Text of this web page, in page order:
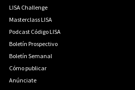
LISA Challenge
Masterclass LISA
Podcast Código LISA
Boletín Prospectivo
Boletín Semanal
Cómo publicar
Anúnciate